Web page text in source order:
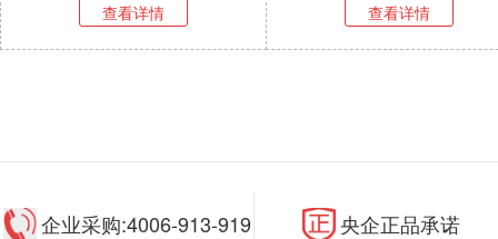
查看详情
查看详情
企业采购:4006-913-919 央企正品承诺